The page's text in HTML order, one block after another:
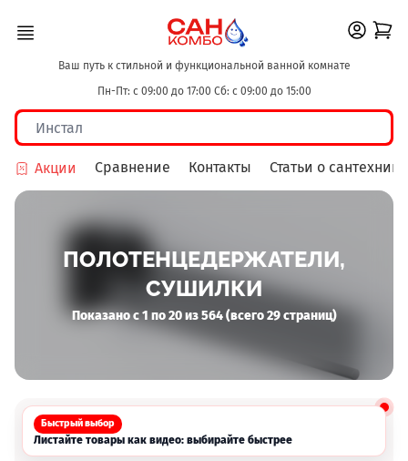
Ваш путь к стильной и функциональной ванной комнате
Пн-Пт: с 09:00 до 17:00 Сб: с 09:00 до 15:00
Акции Сравнение Контакты Статьи о сантехнике
ПОЛОТЕНЦЕДЕРЖАТЕЛИ,
СУШИЛКИ
Показано с 1 по 20 из 564 (всего 29 страниц)
Быстрый выбор
Листайте товары как видео: выбирайте быстрее